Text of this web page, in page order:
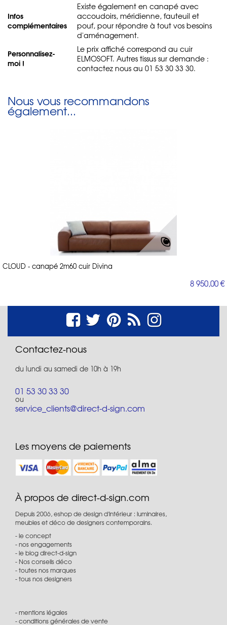
Infos
complémentaires
Existe également en canapé avec
accoudoirs, méridienne, fauteuil et
pouf, pour répondre à tout vos besoins
d'aménagement.
Personnalisez-
moi !
Le prix affiché correspond au cuir
ELMOSOFT. Autres tissus sur demande :
contactez nous au 01 53 30 33 30.
Nous vous recommandons
également...
CLOUD - canapé 2m60 cuir Divina
8 950,00 €
Contactez-nous
du lundi au samedi de 10h à 19h
01 53 30 33 30
ou
service_clients@direct-d-sign.com
Les moyens de paiements
À propos de direct-d-sign.com
Depuis 2006, eshop de design d'intérieur : luminaires,
meubles et déco de designers contemporains.
le concept
nos engagements
le blog direct-d-sign
Nos conseils déco
toutes nos marques
tous nos designers
mentions légales
conditions générales de vente